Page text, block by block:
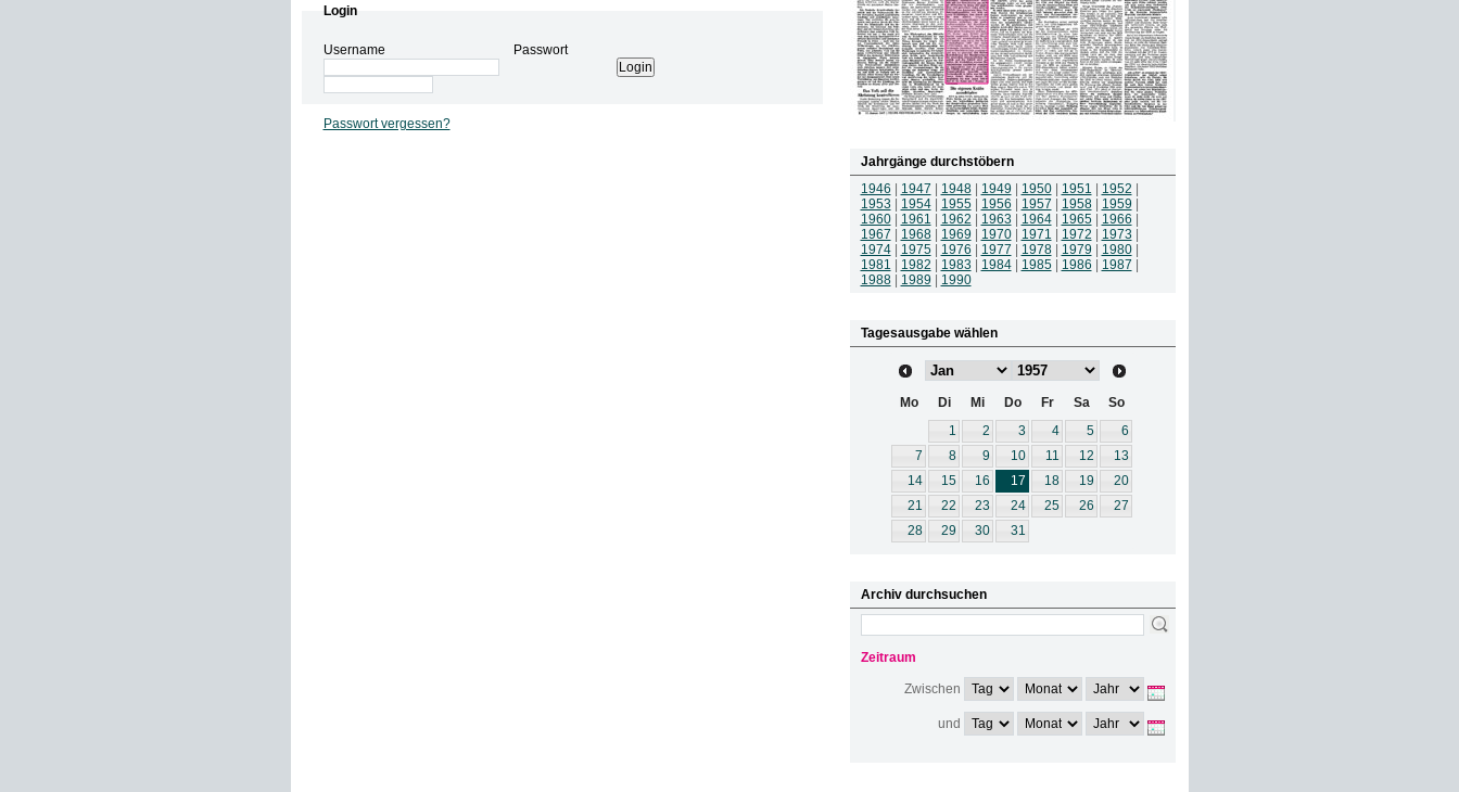
Login
Username Passwort
Passwort vergessen?
Jahrgänge durchstöbern
1946
1947 1948| 1949 1950| 1951 1952
1953
1954| 1955| 1956 1957 1958| 1959
1960| 1961 1962 1963 1964| 1965| 1966
1967
1968| 1969 1970| 1971 1972 1973
1974| 1975| 1976 1977 1978| 1979 1980|
1981
1982 1983 1984| 1985| 1986 1987
1988| 1989 1990
Tagesausgabe wählen
Mo Di Mi Do Fr Sa
So
1
2 3 4 5
6
7
8 9 10 11 12
13
14
15 16 17 18 19
20
21
22 23 24 25 26
27
28
29 30 31
Archiv durchsuchen
Zeitraum
Zwischen
und